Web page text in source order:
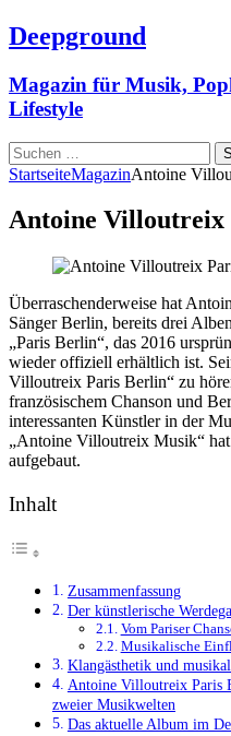
Deepground
Magazin für Musik,
Lifestyle
Suchen
nach:
StartseiteMagazinAntoine
Antoine Villoutreix
Überraschenderweise hat
Sänger Berlin, bereits drei
„Paris Berlin“, das 2016
wieder offiziell erhältlich ist.
Villoutreix Paris Berlin“ zu
französischem Chanson und
interessanten Künstler in der
„Antoine Villoutreix Musik“ hat
aufgebaut.
Inhalt
Zusammenfassung
Der künstlerische
Vom Pariser
Musikalische
Klangästhetik und
Antoine Villoutreix Paris
zweier Musikwelten
Das aktuelle Album im